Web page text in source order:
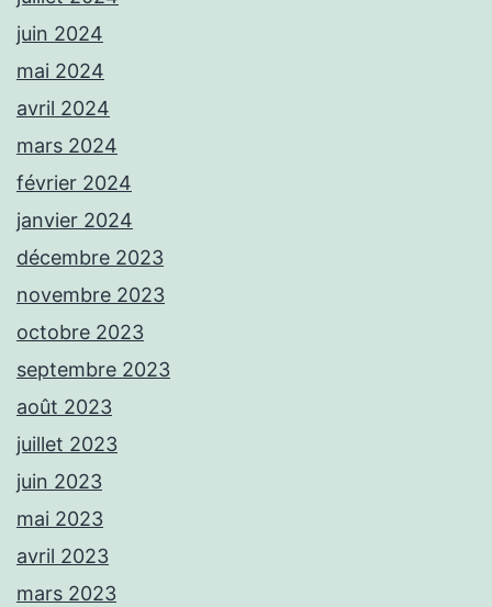
juin 2024
mai 2024
avril 2024
mars 2024
février 2024
janvier 2024
décembre 2023
novembre 2023
octobre 2023
septembre 2023
août 2023
juillet 2023
juin 2023
mai 2023
avril 2023
mars 2023